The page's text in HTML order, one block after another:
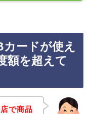
ードが使え
額を超えて
で商品